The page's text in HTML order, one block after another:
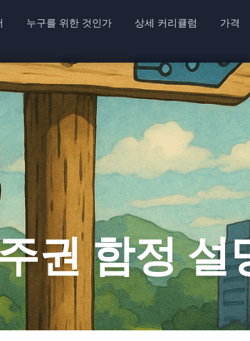
누구를 위한 것인가 상세 커리큘럼 가격
권 함정 설